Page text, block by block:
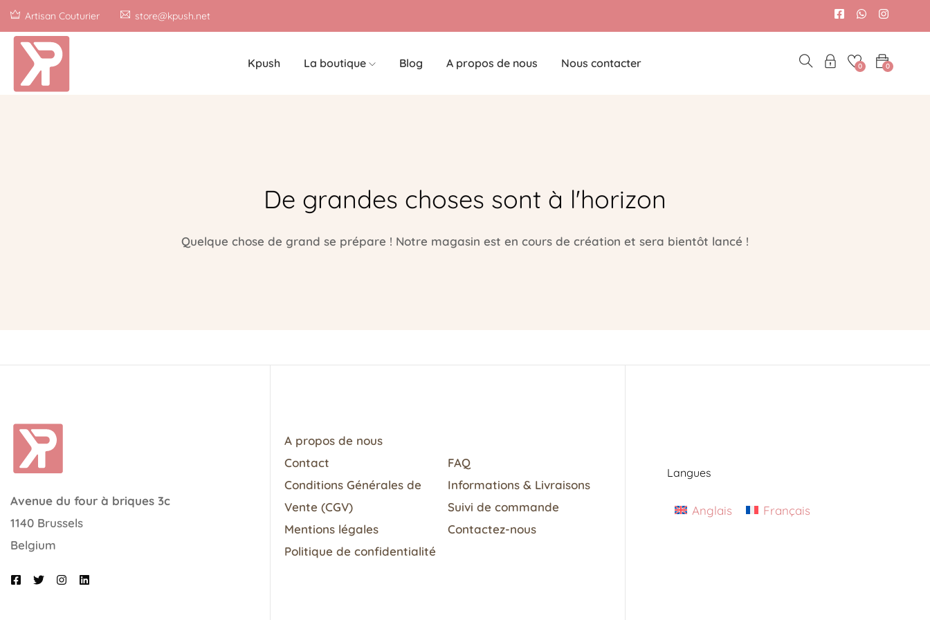
Artisan Couturier store@kpush.net
Kpush La boutique Blog A propos de nous Nous contacter 0
0
De grandes choses sont à l'horizon
Quelque chose de grand se prépare ! Notre magasin est en cours de création et sera bientôt lancé !
Avenue du four à briques 3c
1140 Brussels
Belgium
A propos de nous
Contact
Conditions Générales de
Vente (CGV)
Mentions légales
Politique de confidentialité
FAQ
Informations & Livraisons​
Suivi de commande
Contactez-nous
Langues
Anglais Français